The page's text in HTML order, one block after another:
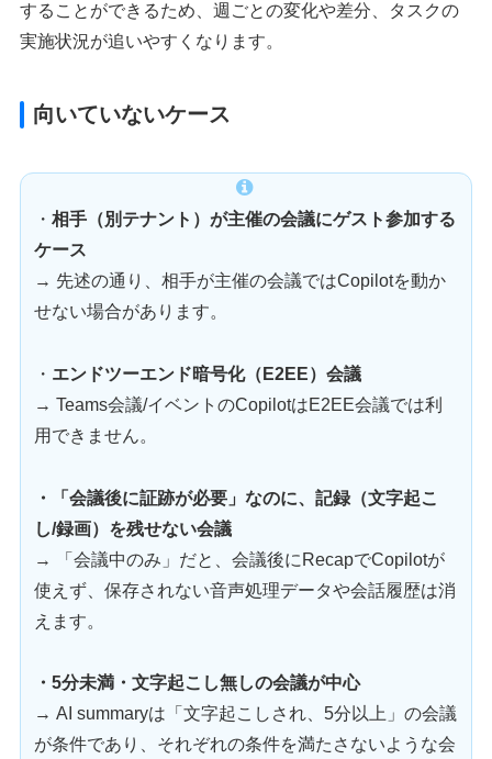
することができるため、週ごとの変化や差分、タスクの
実施状況が追いやすくなります。
向いていないケース
・相手（別テナント）が主催の会議にゲスト参加する
ケース
→ 先述の通り、相手が主催の会議ではCopilotを動か
せない場合があります。
・ エンドツーエンド暗号化（E2EE）会議
→ Teams会議/イベントのCopilotはE2EE会議では利
用できません。
・「会議後に証跡が必要」なのに、記録（文字起こ
し/録画）を残せない会議
→ 「会議中のみ」だと、会議後にRecapでCopilotが
使えず、保存されない音声処理データや会話履歴は消
えます。
・5分未満・文字起こし無しの会議が中心
→ AI summaryは「文字起こしされ、5分以上」の会議
が条件であり、それぞれの条件を満たさないような会